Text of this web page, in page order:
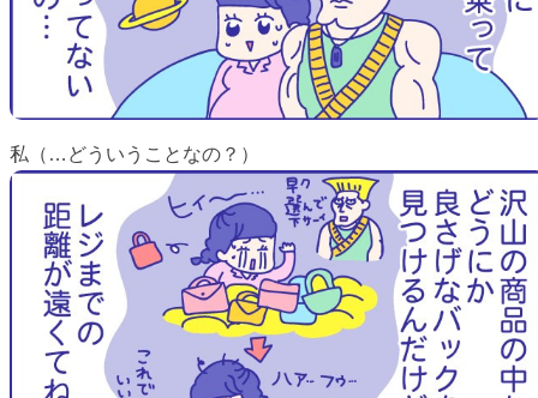
私（…どういうことなの？）